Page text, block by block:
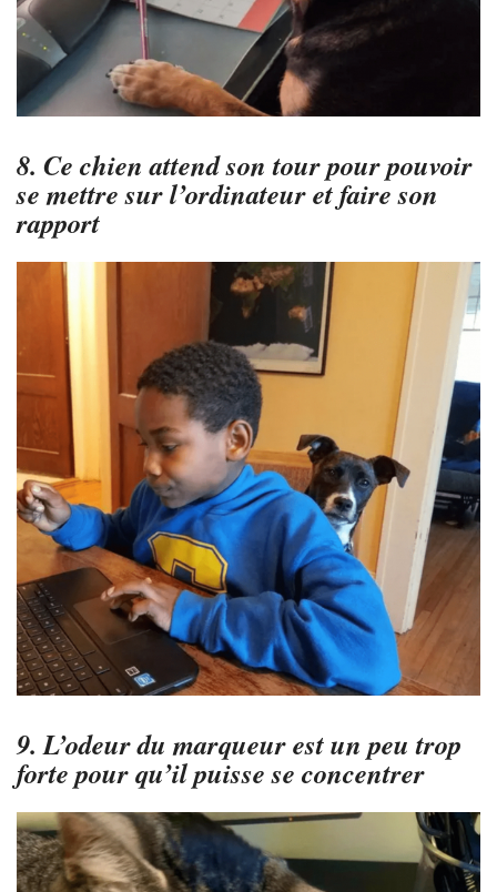
8. Ce chien attend son tour pour pouvoir
se mettre sur l’ordinateur et faire son
rapport
9. L’odeur du marqueur est un peu trop
forte pour qu’il puisse se concentrer